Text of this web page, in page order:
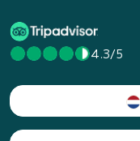
4.3/5